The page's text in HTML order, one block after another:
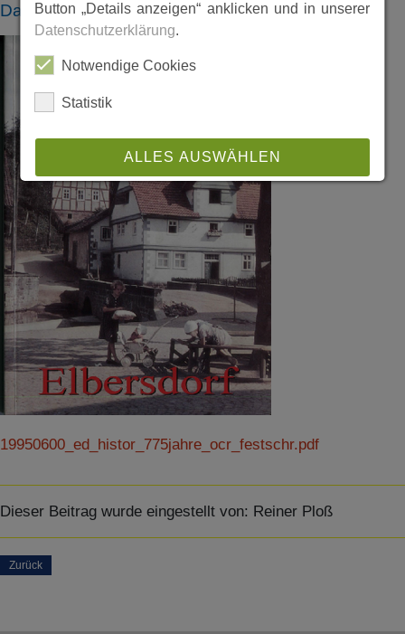
Dateien
19950600_ed_histor_775jahre_ocr_festschr.pdf
Dieser Beitrag wurde eingestellt von: Reiner Ploß
Zurück
Button „Details anzeigen“ anklicken und in unserer
Datenschutzerklärung.
Notwendige Cookies
Statistik
ALLES AUSWÄHLEN
ABLEHNEN
SPEICHERN
Details anzeigen
Impressum|Datenschutz